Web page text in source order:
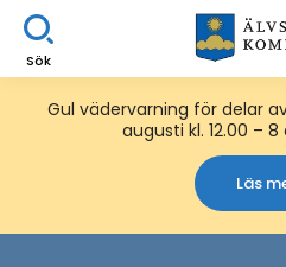
Sök
Gul vädervarning för delar
augusti kl. 12.00 – 8
Läs